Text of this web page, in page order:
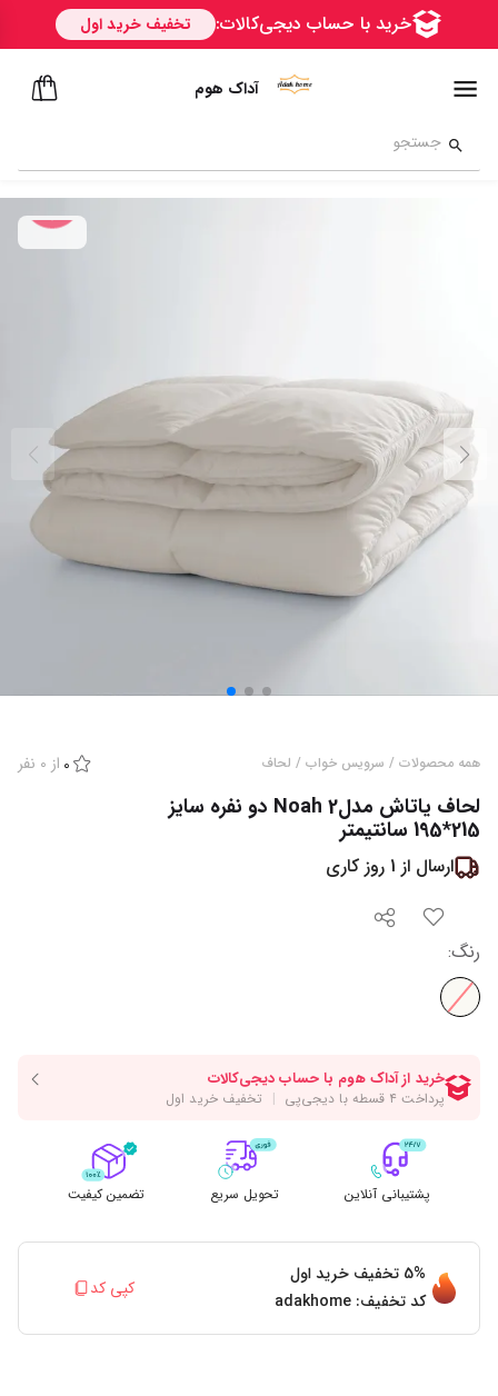
آداک هوم
همه محصولات / سرویس خواب / لحاف 0 از 0 نفر
لحاف یاتاش مدل2 Noah دو نفره سایز
215*195 سانتیمتر
ارسال از 1 روز کاری
رنگ:
پشتیبانی آنلاین تحویل سریع تضمین کیفیت
5% تخفیف خرید اول
کد تخفیف: adakhome
کپی کد